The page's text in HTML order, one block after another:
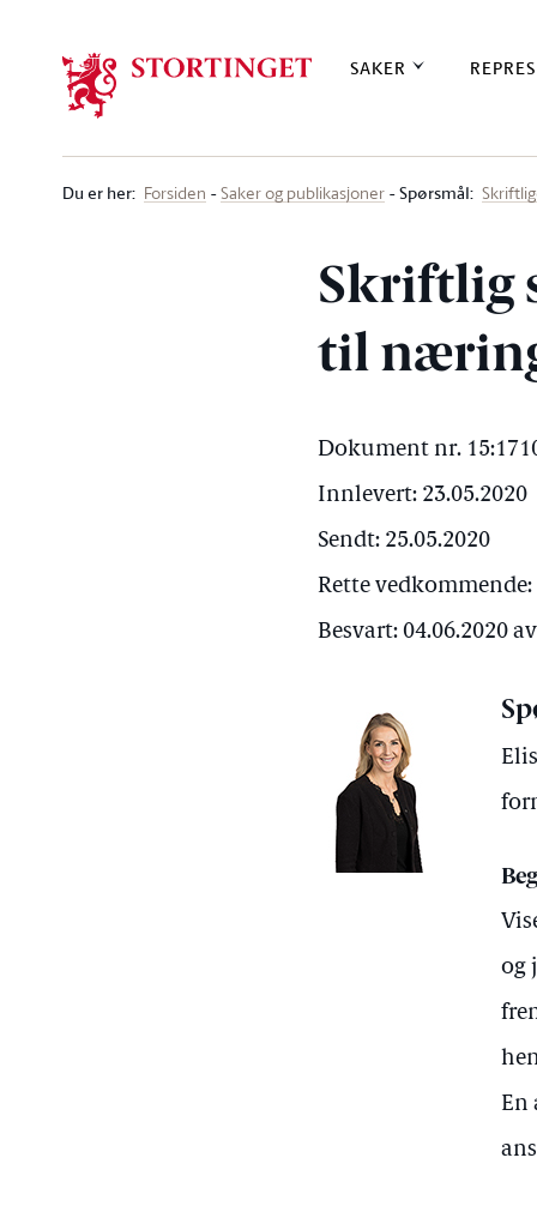
SAKER
Du er her: Forsiden Saker og publikasjoner Spørsmål:
Skriftlig
til
Dokument nr.
Innlevert: 23.05.2020
Sendt: 25.05.2020
Rette
Besvart: 04.06.2020
og
En